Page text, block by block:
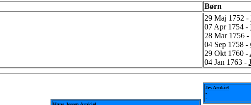
Børn
29 Maj 1752 -
07 Apr 1754 -
28 Mar 1756 -
04 Sep 1758 -
29 Okt 1760 -
04 Jan 1763 -
Jes Arnkiel
-
-